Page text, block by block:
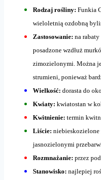
Rodzaj rośliny: Funkia
wieloletnią ozdobną
Zastosowanie: na
posadzone wzdłuż
zimozielonymi. Można
strumieni, ponieważ
Wielkość: dorasta do
Kwiaty: kwiatostan w
Kwitnienie: termin
Liście: niebieskozielone
jasnozielonymi
Rozmnażanie: przez
Stanowisko: najlepiej